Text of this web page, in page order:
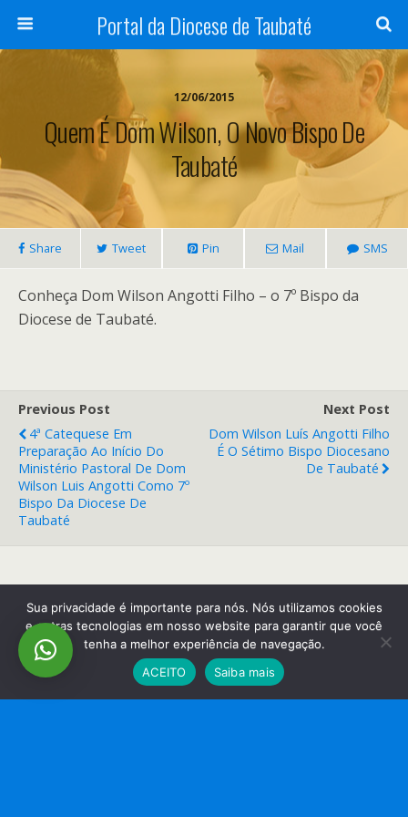
Portal da Diocese de Taubaté
12/06/2015
Quem É Dom Wilson, O Novo Bispo De
Taubaté
Share Tweet Pin Mail SMS
Conheça Dom Wilson Angotti Filho – o 7º Bispo da
Diocese de Taubaté.
Previous Post
4ª Catequese Em
Preparação Ao Início Do
Ministério Pastoral De Dom
Wilson Luis Angotti Como 7º
Bispo Da Diocese De
Taubaté
Next Post
Dom Wilson Luís Angotti Filho
É O Sétimo Bispo Diocesano
De Taubaté
Back to top
Mobile Desktop
Sua privacidade é importante para nós. Nós utilizamos cookies
e outras tecnologias em nosso website para garantir que você
tenha a melhor experiência de navegação.
ACEITO
Saiba mais